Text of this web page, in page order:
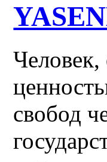
свобод